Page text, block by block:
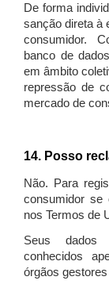
De forma
sanção direta à
consumidor.
banco de
em âmbito
repressão de
mercado de
14. Posso
Não. Para
consumidor se
nos Termos de
Seus dados
conhecidos
órgãos